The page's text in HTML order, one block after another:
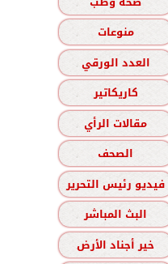
منوعات
العدد الورقي
كاريكاتير
مقالات الرأي
الصحف
فيديو رئيس التحرير
البث المباشر
خير أجناد الأرض